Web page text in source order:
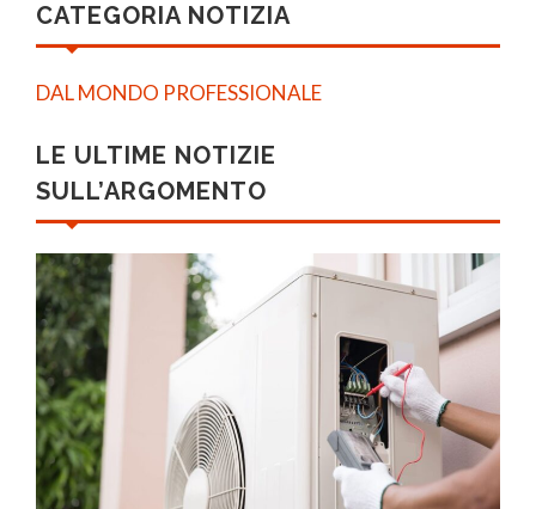
CATEGORIA NOTIZIA
DAL MONDO PROFESSIONALE
LE ULTIME NOTIZIE
SULL’ARGOMENTO